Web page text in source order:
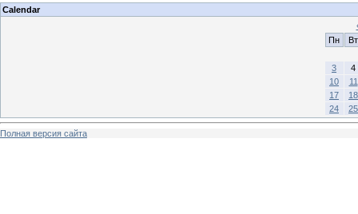
Calendar
Пн
Вт
3
4
10
11
17
18
24
25
Полная версия сайта